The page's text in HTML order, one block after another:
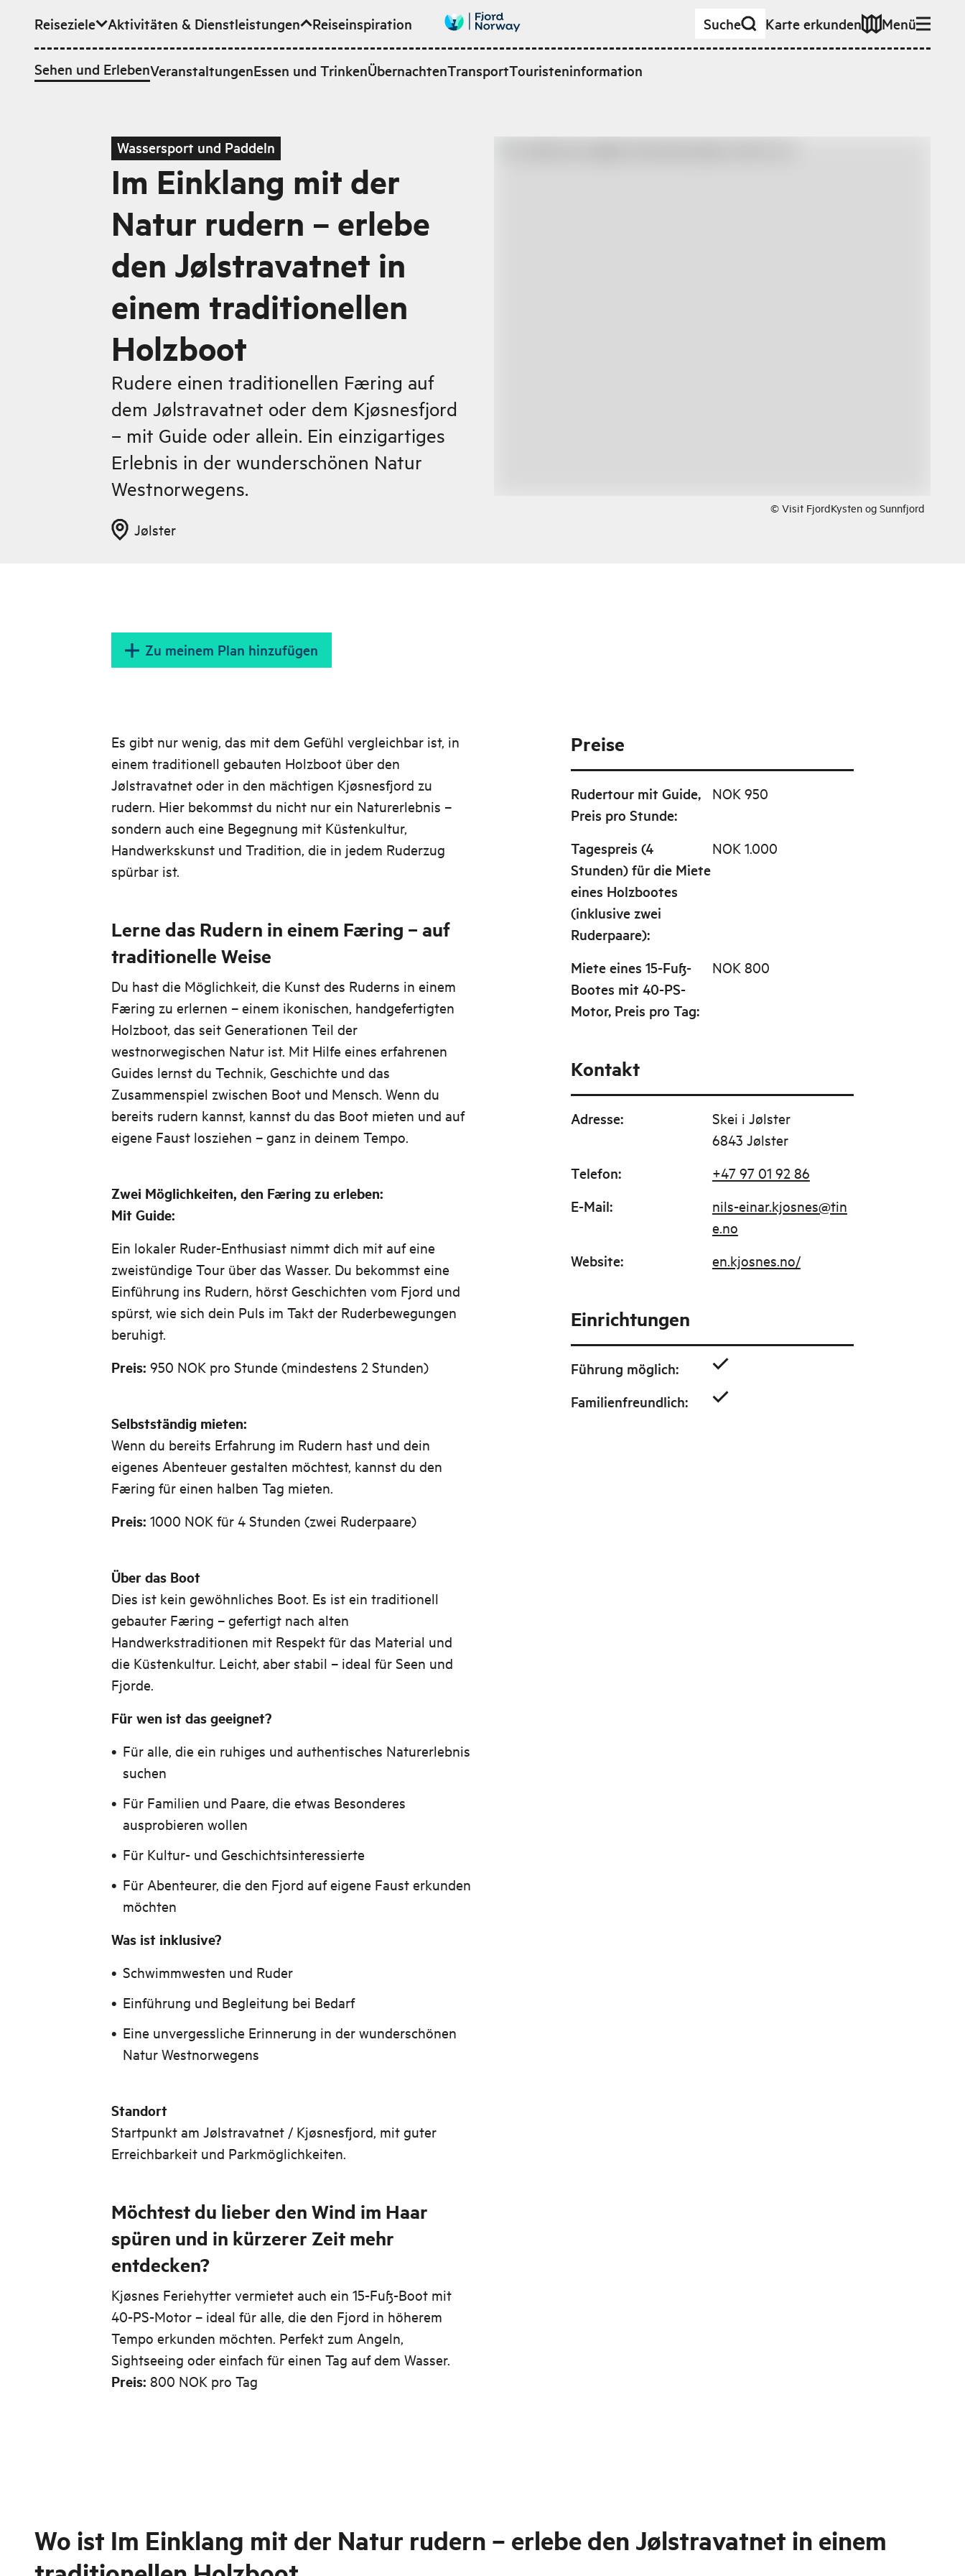
Zum Hauptinhalt
Reiseziele Aktivitäten & Dienstleistungen
Sehen und ErlebenVeranstaltungenEssen und TrinkenÜbernachtenTransportTouristeninformation
Reiseinspiration Suche Karte erkunden Menü
Wassersport und Paddeln
Im Einklang mit der
Natur rudern – erlebe
den Jølstravatnet in
einem traditionellen
Holzboot
Rudere einen traditionellen Færing auf
dem Jølstravatnet oder dem Kjøsnesfjord
– mit Guide oder allein. Ein einzigartiges
Erlebnis in der wunderschönen Natur
Westnorwegens.
Jølster
© Visit FjordKysten og Sunnfjord
Zu meinem Plan hinzufügen
Es gibt nur wenig, das mit dem Gefühl vergleichbar ist, in
einem traditionell gebauten Holzboot über den
Jølstravatnet oder in den mächtigen Kjøsnesfjord zu
rudern. Hier bekommst du nicht nur ein Naturerlebnis –
sondern auch eine Begegnung mit Küstenkultur,
Handwerkskunst und Tradition, die in jedem Ruderzug
spürbar ist.
Lerne das Rudern in einem Færing – auf
traditionelle Weise
Du hast die Möglichkeit, die Kunst des Ruderns in einem
Færing zu erlernen – einem ikonischen, handgefertigten
Holzboot, das seit Generationen Teil der
westnorwegischen Natur ist. Mit Hilfe eines erfahrenen
Guides lernst du Technik, Geschichte und das
Zusammenspiel zwischen Boot und Mensch. Wenn du
bereits rudern kannst, kannst du das Boot mieten und auf
eigene Faust losziehen – ganz in deinem Tempo.
Zwei Möglichkeiten, den Færing zu erleben:
Mit Guide:
Ein lokaler Ruder-Enthusiast nimmt dich mit auf eine
zweistündige Tour über das Wasser. Du bekommst eine
Einführung ins Rudern, hörst Geschichten vom Fjord und
spürst, wie sich dein Puls im Takt der Ruderbewegungen
beruhigt.
Preis: 950 NOK pro Stunde (mindestens 2 Stunden)
Selbstständig mieten:
Wenn du bereits Erfahrung im Rudern hast und dein
eigenes Abenteuer gestalten möchtest, kannst du den
Færing für einen halben Tag mieten.
Preis: 1000 NOK für 4 Stunden (zwei Ruderpaare)
Über das Boot
Dies ist kein gewöhnliches Boot. Es ist ein traditionell
gebauter Færing – gefertigt nach alten
Handwerkstraditionen mit Respekt für das Material und
die Küstenkultur. Leicht, aber stabil – ideal für Seen und
Fjorde.
Für wen ist das geeignet?
Für alle, die ein ruhiges und authentisches Naturerlebnis
suchen
Für Familien und Paare, die etwas Besonderes
ausprobieren wollen
Für Kultur- und Geschichtsinteressierte
Für Abenteurer, die den Fjord auf eigene Faust erkunden
möchten
Was ist inklusive?
Schwimmwesten und Ruder
Einführung und Begleitung bei Bedarf
Eine unvergessliche Erinnerung in der wunderschönen
Natur Westnorwegens
Standort
Startpunkt am Jølstravatnet / Kjøsnesfjord, mit guter
Erreichbarkeit und Parkmöglichkeiten.
Möchtest du lieber den Wind im Haar
spüren und in kürzerer Zeit mehr
entdecken?
Kjøsnes Feriehytter vermietet auch ein 15-Fuß-Boot mit
40-PS-Motor – ideal für alle, die den Fjord in höherem
Tempo erkunden möchten. Perfekt zum Angeln,
Sightseeing oder einfach für einen Tag auf dem Wasser.
Preis: 800 NOK pro Tag
Preise
Ruder­tour mit Guide,
Preis pro Stunde:
NOK 950
Tagespreis (4
Stunden) für die Miete
eines Holzbootes
(inklusive zwei
Ruderpaare):
NOK 1.000
Miete eines 15-Fuß-
Bootes mit 40-PS-
Motor, Preis pro Tag:
NOK 800
Kontakt
Adresse:
Skei i Jølster
6843 Jølster
Telefon: +47 97 01 92 86
E-Mail:
nils-einar.kjosnes@tin
e.no
Website: en.kjosnes.no/
Einrichtungen
Führung möglich:
Familienfreundlich:
Wo ist Im Einklang mit der Natur rudern – erlebe den Jølstravatnet in einem